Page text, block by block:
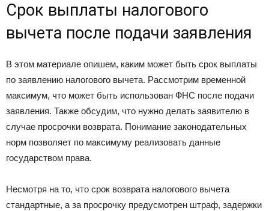
Срок выплаты налогового
вычета после подачи заявления
В этом материале опишем, каким может быть срок выплаты
по заявлению налогового вычета. Рассмотрим временной
максимум, что может быть использован ФНС после подачи
заявления. Также обсудим, что нужно делать заявителю в
случае просрочки возврата. Понимание законодательных
норм позволяет по максимуму реализовать данные
государством права.
Несмотря на то, что срок возврата налогового вычета
стандартные, а за просрочку предусмотрен штраф, задержки